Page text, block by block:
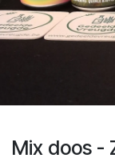
Mix doos -